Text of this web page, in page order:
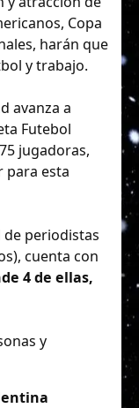
Copa
harán que
y trabajo.
avanza a
Futebol
jugadoras,
para esta
periodistas
cuenta con
4 de ellas,